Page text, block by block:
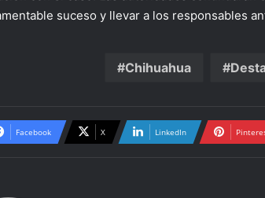
suceso y llevar a los responsables
Chihuahua
Facebook X LinkedIn